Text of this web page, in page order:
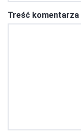
Treść komentarza